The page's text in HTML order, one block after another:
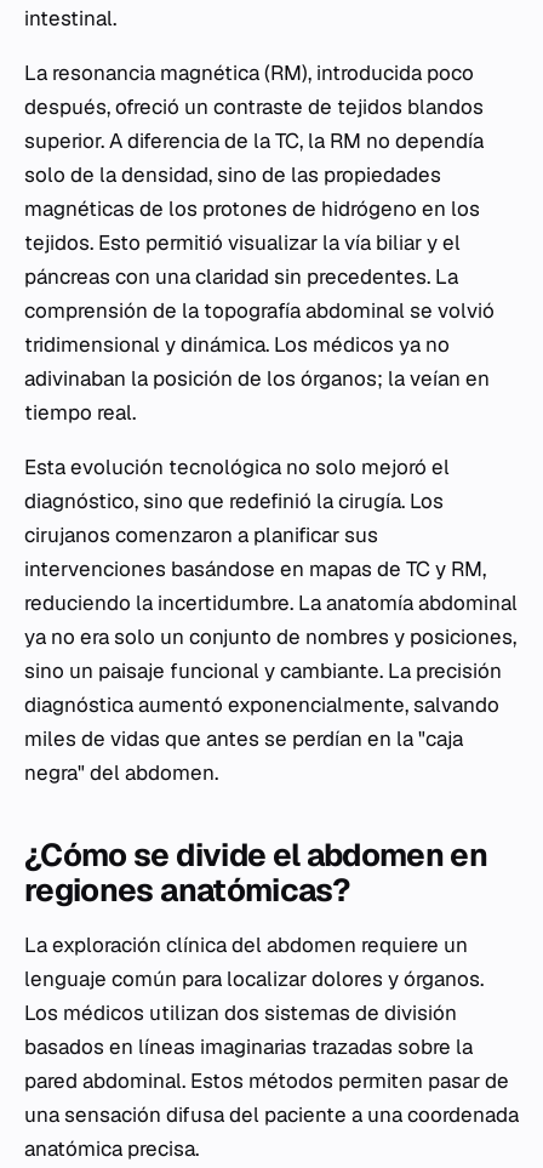
intestinal.
La resonancia magnética (RM), introducida poco
después, ofreció un contraste de tejidos blandos
superior. A diferencia de la TC, la RM no dependía
solo de la densidad, sino de las propiedades
magnéticas de los protones de hidrógeno en los
tejidos. Esto permitió visualizar la vía biliar y el
páncreas con una claridad sin precedentes. La
comprensión de la topografía abdominal se volvió
tridimensional y dinámica. Los médicos ya no
adivinaban la posición de los órganos; la veían en
tiempo real.
Esta evolución tecnológica no solo mejoró el
diagnóstico, sino que redefinió la cirugía. Los
cirujanos comenzaron a planificar sus
intervenciones basándose en mapas de TC y RM,
reduciendo la incertidumbre. La anatomía abdominal
ya no era solo un conjunto de nombres y posiciones,
sino un paisaje funcional y cambiante. La precisión
diagnóstica aumentó exponencialmente, salvando
miles de vidas que antes se perdían en la "caja
negra" del abdomen.
¿Cómo se divide el abdomen en
regiones anatómicas?
La exploración clínica del abdomen requiere un
lenguaje común para localizar dolores y órganos.
Los médicos utilizan dos sistemas de división
basados en líneas imaginarias trazadas sobre la
pared abdominal. Estos métodos permiten pasar de
una sensación difusa del paciente a una coordenada
anatómica precisa.